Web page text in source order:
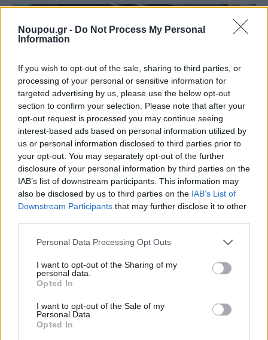
Noupou.gr - Do Not Process My Personal
Information
If you wish to opt-out of the sale, sharing to third parties, or
processing of your personal or sensitive information for
targeted advertising by us, please use the below opt-out
section to confirm your selection. Please note that after your
opt-out request is processed you may continue seeing
interest-based ads based on personal information utilized by
us or personal information disclosed to third parties prior to
your opt-out. You may separately opt-out of the further
disclosure of your personal information by third parties on the
IAB’s list of downstream participants. This information may
also be disclosed by us to third parties on the IAB’s List of
Downstream Participants that may further disclose it to other
Please note that this website/app uses one or more Google
not limited to your visit or usage behaviour. You may click to
grant or deny consent to Google and its third-party tags to
use your data for below specified purposes in below Google
consent section.
Personal Data Processing Opt Outs
I want to opt-out of the Sharing of my
personal data.
Opted In
I want to opt-out of the Sale of my
Personal Data.
Opted In